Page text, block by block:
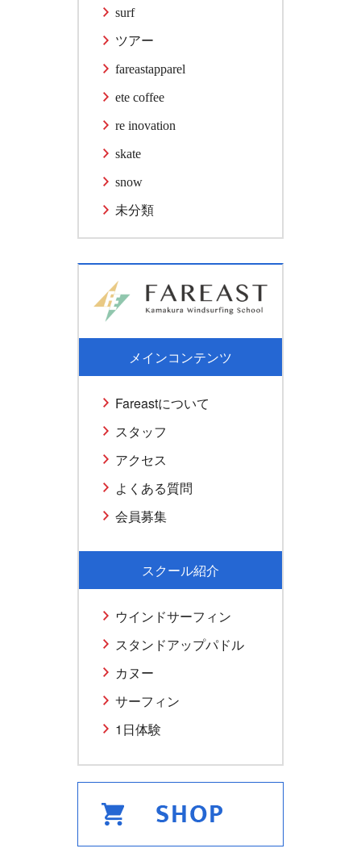
surf
ツアー
fareastapparel
ete coffee
re inovation
skate
snow
未分類
メインコンテンツ
Fareastについて
スタッフ
アクセス
よくある質問
会員募集
スクール紹介
ウインドサーフィン
スタンドアップパドル
カヌー
サーフィン
1日体験